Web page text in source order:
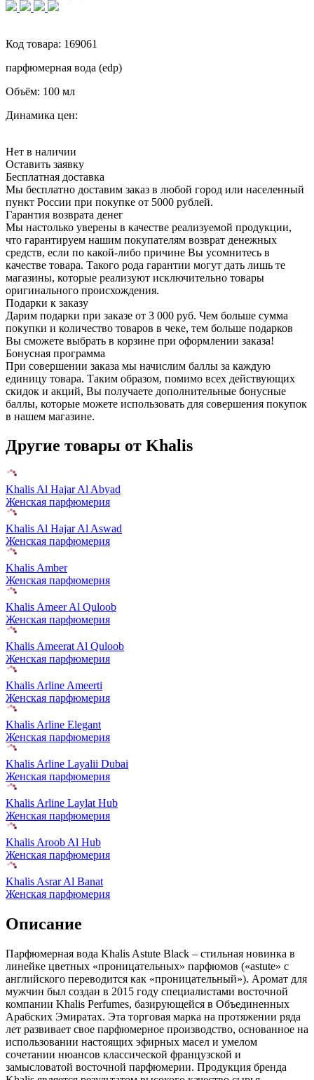
Код товара: 169061
парфюмерная вода (edp)
Объём: 100 мл
Динамика цен:
Нет в наличии
Оставить заявку
Бесплатная доставка
Мы бесплатно доставим заказ в любой город или населенный
пункт России при покупке от 5000 рублей.
Гарантия возврата денег
Мы настолько уверены в качестве реализуемой продукции,
что гарантируем нашим покупателям возврат денежных
средств, если по какой-либо причине Вы усомнитесь в
качестве товара. Такого рода гарантии могут дать лишь те
магазины, которые реализуют исключительно товары
оригинального происхождения.
Подарки к заказу
Дарим подарки при заказе от 3 000 руб. Чем больше сумма
покупки и количество товаров в чеке, тем больше подарков
Вы сможете выбрать в корзине при оформлении заказа!
Бонусная программа
При совершении заказа мы начислим баллы за каждую
единицу товара. Таким образом, помимо всех действующих
скидок и акций, Вы получаете дополнительные бонусные
баллы, которые можете использовать для совершения покупок
в нашем магазине.
Другие товары от Khalis
Khalis Al Hajar Al Abyad
Женская парфюмерия
Khalis Al Hajar Al Aswad
Женская парфюмерия
Khalis Amber
Женская парфюмерия
Khalis Ameer Al Quloob
Женская парфюмерия
Khalis Ameerat Al Quloob
Женская парфюмерия
Khalis Arline Ameerti
Женская парфюмерия
Khalis Arline Elegant
Женская парфюмерия
Khalis Arline Layalii Dubai
Женская парфюмерия
Khalis Arline Laylat Hub
Женская парфюмерия
Khalis Aroob Al Hub
Женская парфюмерия
Khalis Asrar Al Banat
Женская парфюмерия
Описание
Парфюмерная вода Khalis Astute Black – стильная новинка в
линейке цветных «проницательных» парфюмов («astute» с
английского переводится как «проницательный»). Аромат для
мужчин был создан в 2015 году специалистами восточной
компании Khalis Perfumes, базирующейся в Объединенных
Арабских Эмиратах. Эта торговая марка на протяжении ряда
лет развивает свое парфюмерное производство, основанное на
использовании настоящих эфирных масел и умелом
сочетании нюансов классической французской и
замысловатой восточной парфюмерии. Продукция бренда